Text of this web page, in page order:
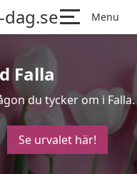
Menu
Falla
du tycker om i Falla.
Se urvalet här!